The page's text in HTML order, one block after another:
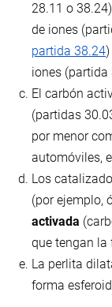
28.11 o
de iones
partida 38.24
iones (partida
El carbón
(partidas
por menor
automóviles,
Los
(por ejemplo,
activada
que tengan la
La perlita
forma